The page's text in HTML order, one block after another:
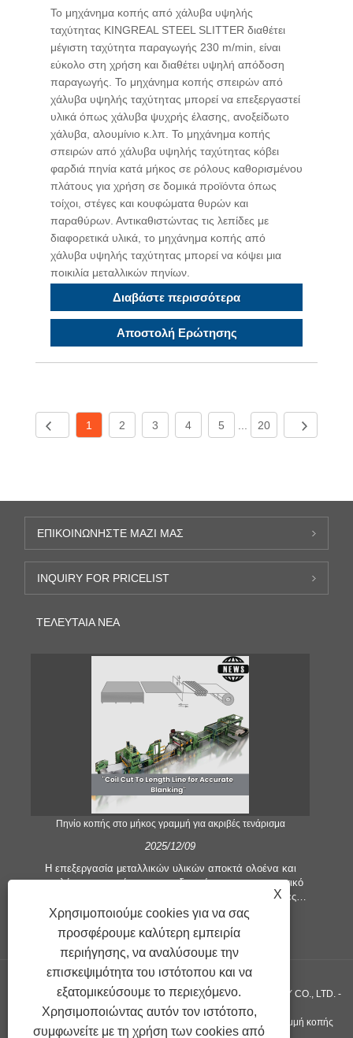
Το μηχάνημα κοπής από χάλυβα υψηλής
ταχύτητας KINGREAL STEEL SLITTER διαθέτει
μέγιστη ταχύτητα παραγωγής 230 m/min, είναι
εύκολο στη χρήση και διαθέτει υψηλή απόδοση
παραγωγής. Το μηχάνημα κοπής σπειρών από
χάλυβα υψηλής ταχύτητας μπορεί να επεξεργαστεί
υλικά όπως χάλυβα ψυχρής έλασης, ανοξείδωτο
χάλυβα, αλουμίνιο κ.λπ. Το μηχάνημα κοπής
σπειρών από χάλυβα υψηλής ταχύτητας κόβει
φαρδιά πηνία κατά μήκος σε ρόλους καθορισμένου
πλάτους για χρήση σε δομικά προϊόντα όπως
τοίχοι, στέγες και κουφώματα θυρών και
παραθύρων. Αντικαθιστώντας τις λεπίδες με
διαφορετικά υλικά, το μηχάνημα κοπής από
χάλυβα υψηλής ταχύτητας μπορεί να κόψει μια
ποικιλία μεταλλικών πηνίων.
Διαβάστε περισσότερα
Αποστολή Ερώτησης
1 2 3 4 5 ... 20
ΕΠΙΚΟΙΝΩΝΉΣΤΕ ΜΑΖΊ ΜΑΣ
INQUIRY FOR PRICELIST
ΤΕΛΕΥΤΑΊΑ ΝΈΑ
Πηνίο κοπής στο μήκος γραμμή για ακριβές τενάρισμα
2025/12/09
Η επεξεργασία μεταλλικών υλικών αποκτά ολοένα και
μεγαλύτερη σημασία στον οικοδομικό και κατασκευαστικό
τομέα. Οι τεχνολογικές εξελίξεις και οι μεταβαλλόμενες
προσδοκίες των πελατών αναγκάζουν τις εταιρείες να
πληρούν ολοένα και μεγαλύτερα κριτήρια παραγωγής και
απαιτήσεις ποιότητας. Οι συμβατικές τεχνικές επεξεργασίας
με το χέρι δεν είναι πλέον επαρκείς για να ικανοποιήσουν
τις ανάγκες της σύγχρονης βιομηχανίας, ιδιαίτερα στην
αναζήτηση μεγάλης ακρίβειας και αποτελεσματικότητας. Ως
εκ τούτου, η γραμμή κομμένης σε μήκος πηνίου έχει
προκύψει ως εξοπλισμός επεξεργασίας πηνίου.
Πνευματικά δικαιώματα ©GUANGZHOU KINGREAL MACHINERY CO., LTD. -
Μηχάνημα κοπής σερπαντίνας, Μηχάνημα κοπής σε πηνίο, γραμμή κοπής
X
Χρησιμοποιούμε cookies για να σας
προσφέρουμε καλύτερη εμπειρία
περιήγησης, να αναλύσουμε την
επισκεψιμότητα του ιστότοπου και να
εξατομικεύσουμε το περιεχόμενο.
Χρησιμοποιώντας αυτόν τον ιστότοπο,
συμφωνείτε με τη χρήση των cookies από